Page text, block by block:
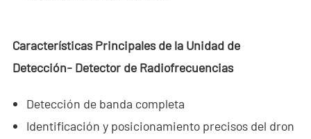
Características Principales de la Unidad de
Detección- Detector de Radiofrecuencias
Detección de banda completa
Identificación y posicionamiento precisos del dron